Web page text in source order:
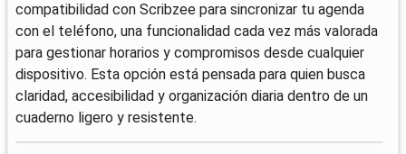
compatibilidad con Scribzee para sincronizar tu agenda
con el teléfono, una funcionalidad cada vez más valorada
para gestionar horarios y compromisos desde cualquier
dispositivo. Esta opción está pensada para quien busca
claridad, accesibilidad y organización diaria dentro de un
cuaderno ligero y resistente.